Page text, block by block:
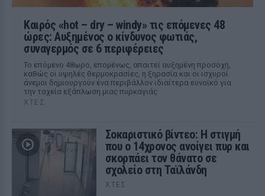
Καιρός «hot – dry – windy» τις επόμενες 48
ώρες: Αυξημένος ο κίνδυνος φωτιάς,
συναγερμός σε 6 περιφέρειες
Το επόμενο 48ωρο, επομένως, απαιτεί αυξημένη προσοχή,
καθώς οι υψηλές θερμοκρασίες, η ξηρασία και οι ισχυροί
άνεμοι δημιουργούν ένα περιβάλλον ιδιαίτερα ευνοϊκό για
την ταχεία εξάπλωση μιας πυρκαγιάς
ΧΤΕΣ
Σοκαριστικό βίντεο: Η στιγμή
που ο 14χρονος ανοίγει πυρ και
σκορπάει τον θάνατο σε
σχολείο στη Ταϊλάνδη
ΧΤΕΣ